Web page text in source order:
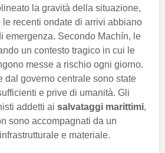
la gravità della situazione,
recenti ondate di arrivi abbiano
emergenza. Secondo Machín, le
un contesto tragico in cui le
messe a rischio ogni giorno.
dal governo centrale sono state
e prive di umanità. Gli
addetti ai salvataggi marittimi,
sono accompagnati da un
e materiale.